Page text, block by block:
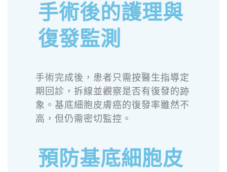
手術後的護理與
復發監測
手術完成後，患者只需按醫生指導定
期回診，拆線並觀察是否有復發的跡
象。基底細胞皮膚癌的復發率雖然不
高，但仍需密切監控。
預防基底細胞皮